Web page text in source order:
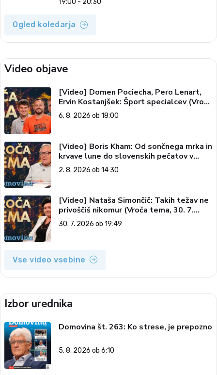
19:00 - 20:30
Ogled koledarja
Video objave
[Video] Domen Pociecha, Pero Lenart,
Ervin Kostanjšek: Šport specialcev (Vroča
tema, 6. 8. 2026)
6. 8. 2026 ob 18:00
[Video] Boris Kham: Od sončnega mrka in
krvave lune do slovenskih pečatov v
vesolju (Vroča tema, 2. 8. 2026)
2. 8. 2026 ob 14:30
[Video] Nataša Simončič: Takih težav ne
privoščiš nikomur (Vroča tema, 30. 7.
2026)
30. 7. 2026 ob 19:49
Vse video vsebine
Izbor urednika
Domovina št. 263: Ko strese, je prepozno
5. 8. 2026 ob 6:10